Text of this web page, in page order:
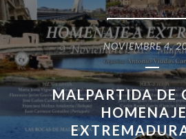
READ MORE
NOVIEMBRE 4,
MALPARTIDA DE